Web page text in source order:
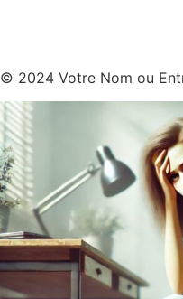
© 2024 Votre Nom ou